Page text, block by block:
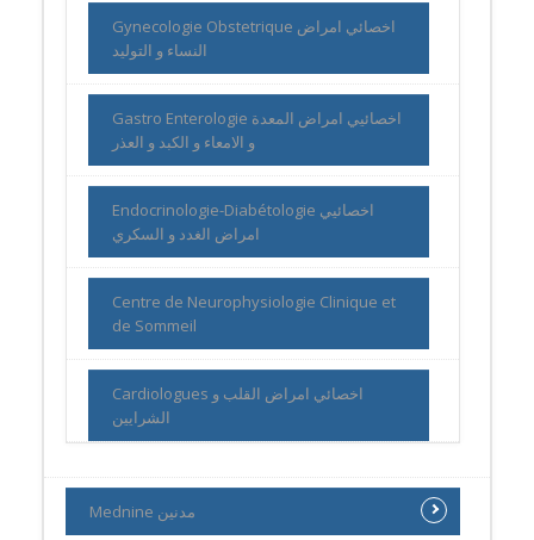
Gynecologie Obstetrique اخصائي امراض
النساء و التوليد
Gastro Enterologie اخصائيي امراض المعدة
و الامعاء و الكبد و العذر
Endocrinologie-Diabétologie اخصائيي
امراض الغدد و السكري
Centre de Neurophysiologie Clinique et
de Sommeil
Cardiologues اخصائي امراض القلب و
الشرايين
Mednine مدنين